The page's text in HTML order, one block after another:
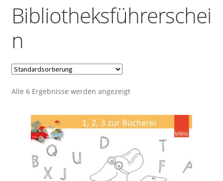
Datenschutzbelehrung
Impressum
Kasse
Mein Konto
Rechtliches
Versandkosten
Warenkorb
Bibliotheksführerschei
n
Alle 6 Ergebnisse werden angezeigt